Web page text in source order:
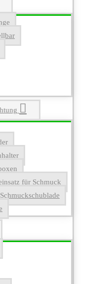
für Schmuck